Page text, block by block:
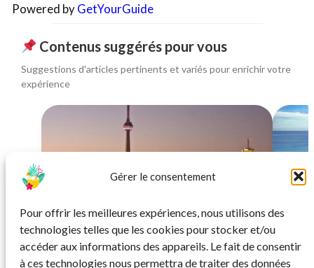
Gérer le consentement
Pour offrir les meilleures expériences, nous utilisons des
technologies telles que les cookies pour stocker et/ou
accéder aux informations des appareils. Le fait de consentir
à ces technologies nous permettra de traiter des données
Powered byGetYourGuide
Contenus suggérés pour vous
Suggestions d'articles pertinents et variés pour enrichir votre
expérience
SÉJOUR
City break à Toronto : séjour 4★ au cœur
de la ville
À partir de 940€ et par personne